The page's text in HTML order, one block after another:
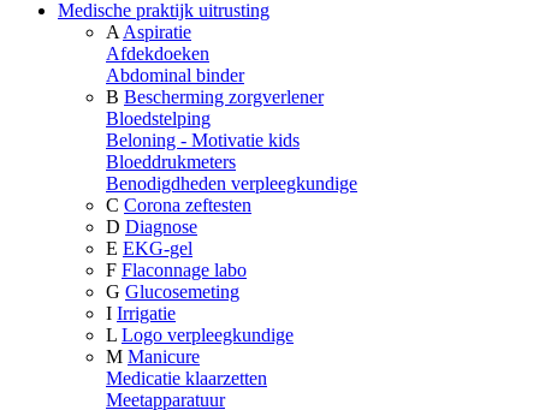
Medische praktijk uitrusting
A Aspiratie
Afdekdoeken
Abdominal binder
B Bescherming zorgverlener
Bloedstelping
Beloning - Motivatie kids
Bloeddrukmeters
Benodigdheden verpleegkundige
C Corona zeftesten
D Diagnose
E EKG-gel
F Flaconnage labo
G Glucosemeting
I Irrigatie
L Logo verpleegkundige
M Manicure
Medicatie klaarzetten
Meetapparatuur